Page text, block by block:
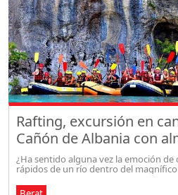
Rafting, excursión en
Cañón de Albania con
¿Ha sentido alguna vez la emoción
rápidos de un río dentro del
al Gra